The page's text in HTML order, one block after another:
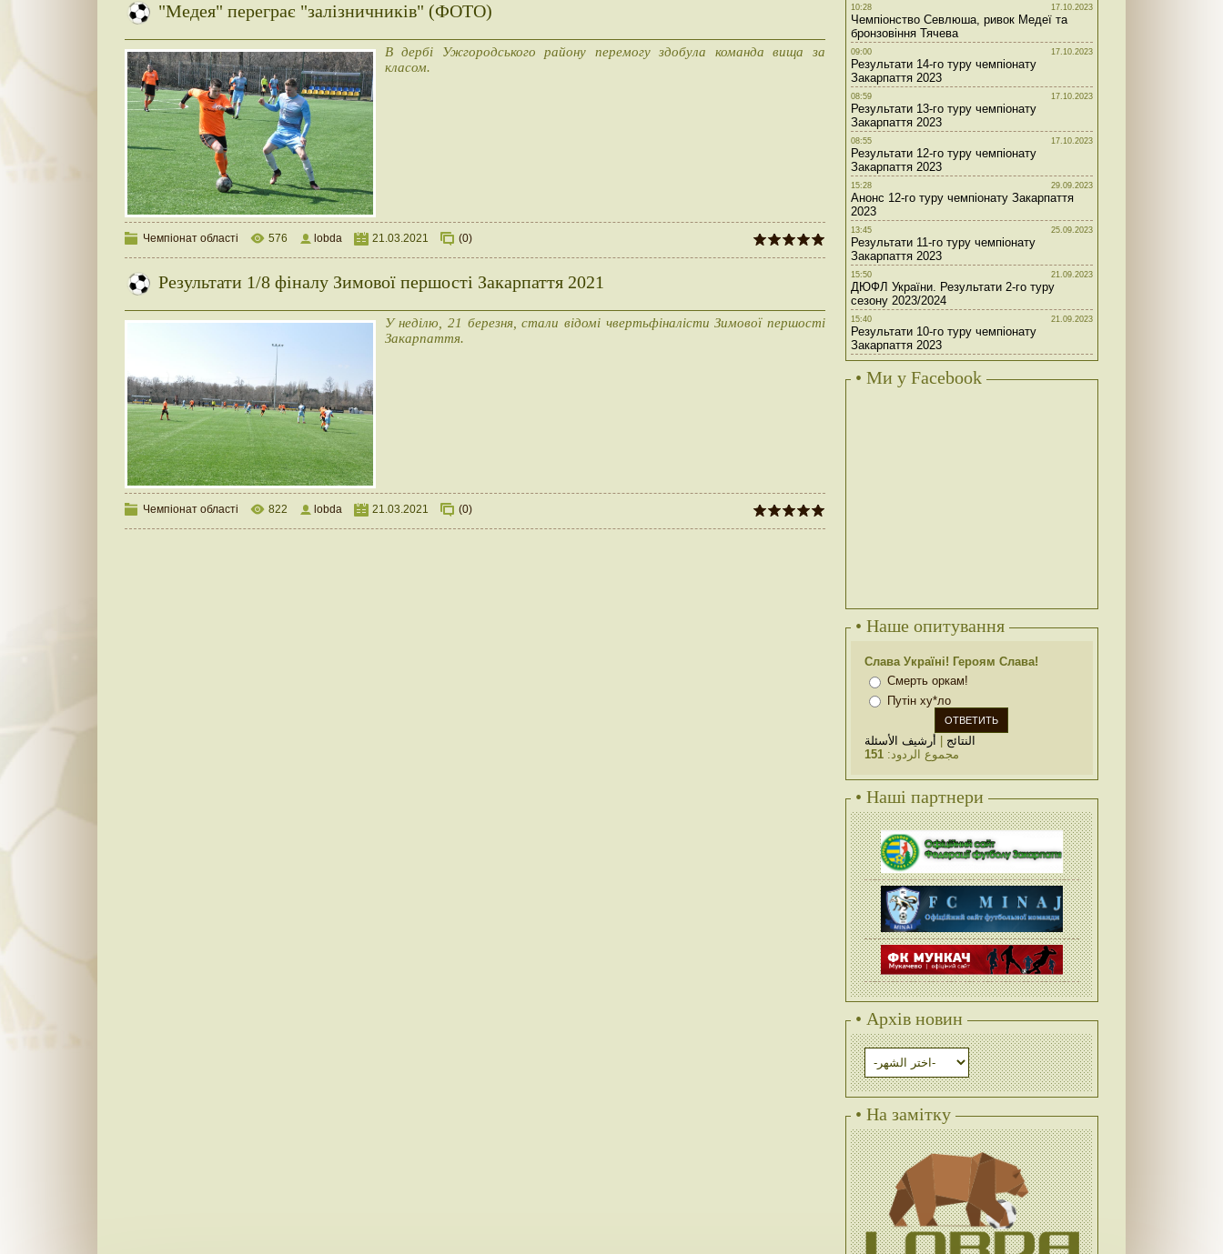
"Медея" переграє "залізничників" (ФОТО)
В дербі Ужгородського району перемогу здобула команда вища за
класом.
Чемпіонат області 576 lobda 21.03.2021 (0)
Результати 1/8 фіналу Зимової першості Закарпаття 2021
У неділю, 21 березня, стали відомі чвертьфіналісти Зимової першості
Закарпаття.
Чемпіонат області 822 lobda 21.03.2021 (0)
10:28 17.10.2023
Чемпіонство Севлюша, ривок Медеї та
бронзовіння Тячева
09:00 17.10.2023
Результати 14-го туру чемпіонату
Закарпаття 2023
08:59 17.10.2023
Результати 13-го туру чемпіонату
Закарпаття 2023
08:55 17.10.2023
Результати 12-го туру чемпіонату
Закарпаття 2023
15:28 29.09.2023
Анонс 12-го туру чемпіонату Закарпаття
2023
13:45 25.09.2023
Результати 11-го туру чемпіонату
Закарпаття 2023
15:50 21.09.2023
ДЮФЛ України. Результати 2-го туру
сезону 2023/2024
15:40 21.09.2023
Результати 10-го туру чемпіонату
Закарпаття 2023
• Ми у Facebook
• Наше опитування
Слава Україні! Героям Слава!
Смерть оркам!
Путін ху*ло
النتائج
أرشيف الأسئلة
مجموع الردود:151
• Наші партнери
• Архів новин
• На замітку